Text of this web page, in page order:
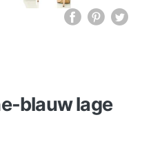
blauw lage